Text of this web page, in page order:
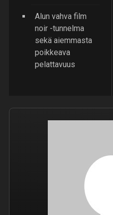
Alun vahva film
noir -tunnelma
sekä aiemmasta
poikkeava
pelattavuus